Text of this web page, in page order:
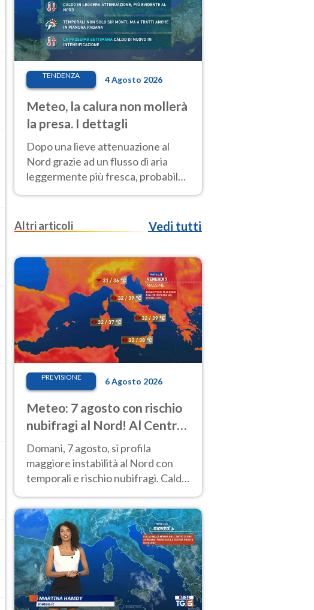
TENDENZA 4 Agosto 2026
Meteo, la calura non mollerà
la presa. I dettagli
Dopo una lieve attenuazione al
Nord grazie ad un flusso di aria
leggermente più fresca, probabile
nuovo rinforzo dell’anticiclone
Altri articoli
Vedi tutti
PREVISIONE 6 Agosto 2026
Meteo: 7 agosto con rischio
nubifragi al Nord! Al Centro-
Sud caldo estremo
Domani, 7 agosto, si profila
maggiore instabilità al Nord con
temporali e rischio nubifragi. Caldo
previsioni.